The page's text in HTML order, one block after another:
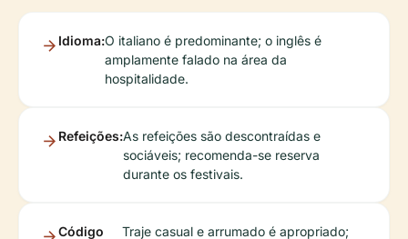
Idioma:O italiano é predominante; o inglês é
amplamente falado na área da
hospitalidade.
Refeições:As refeições são descontraídas e
sociáveis; recomenda-se reserva
durante os festivais.
Código
Traje casual e arrumado é apropriado;